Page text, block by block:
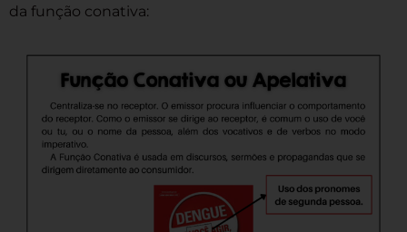
da função conativa: